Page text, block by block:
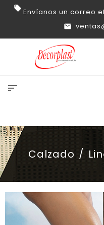
Envíanos un correo
sort
Calzado